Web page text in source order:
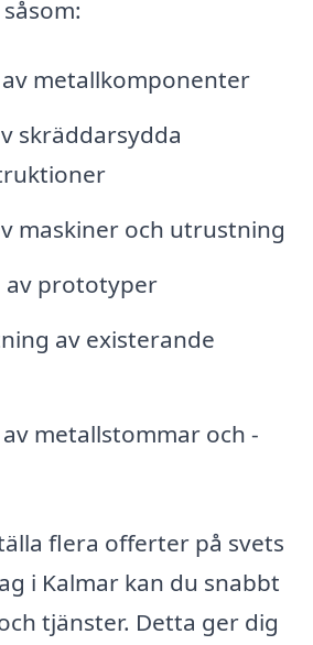
metallkomponenter
skräddarsydda
maskiner och utrustning
av prototyper
av existerande
metallstommar och -
flera offerter på svets
i Kalmar kan du snabbt
tjänster. Detta ger dig